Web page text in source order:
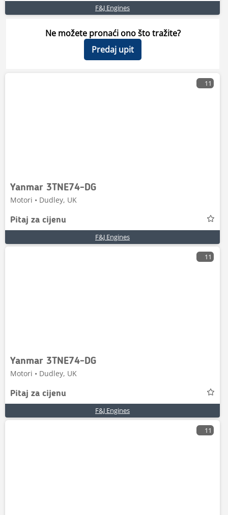
F&J Engines
Ne možete pronaći ono što tražite?
Predaj upit
11
Yanmar 3TNE74-DG
Motori • Dudley, UK
Pitaj za cijenu
F&J Engines
11
Yanmar 3TNE74-DG
Motori • Dudley, UK
Pitaj za cijenu
F&J Engines
11